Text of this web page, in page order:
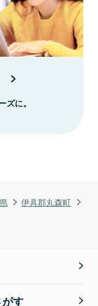
伊具郡丸森町
に。
す